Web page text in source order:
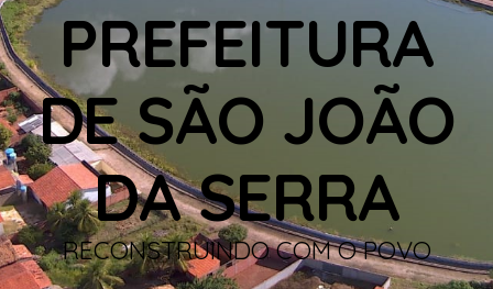
PREFEITURA
DE SÃO JOÃO
DA SERRA
RECONSTRUINDO COM O POVO